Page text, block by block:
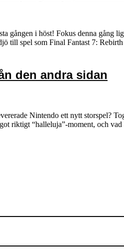
gången i höst! Fokus denna gång
till spel som Final Fantast 7:
den andra sidan
Nintendo ett nytt storspel?
riktigt “halleluja”-moment, och